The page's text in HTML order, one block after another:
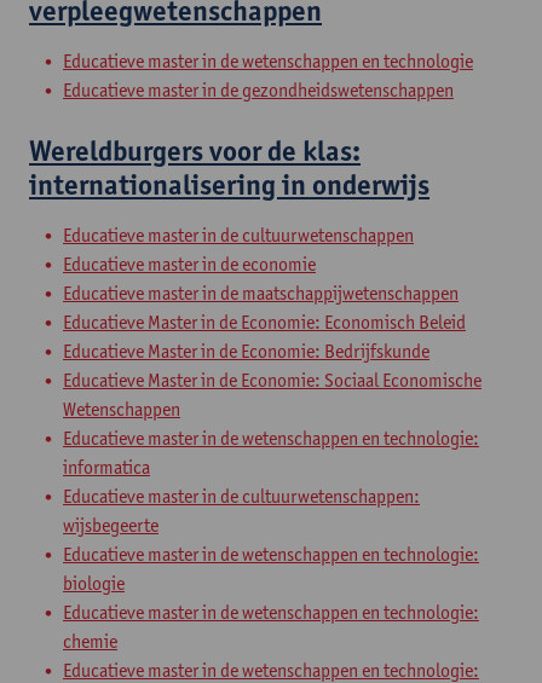
verpleegwetenschappen
Educatieve master in de wetenschappen en technologie
Educatieve master in de gezondheidswetenschappen
Wereldburgers voor de klas:
internationalisering in onderwijs
Educatieve master in de cultuurwetenschappen
Educatieve master in de economie
Educatieve master in de maatschappijwetenschappen
Educatieve Master in de Economie: Economisch Beleid
Educatieve Master in de Economie: Bedrijfskunde
Educatieve Master in de Economie: Sociaal Economische
Wetenschappen
Educatieve master in de wetenschappen en technologie:
informatica
Educatieve master in de cultuurwetenschappen:
wijsbegeerte
Educatieve master in de wetenschappen en technologie:
biologie
Educatieve master in de wetenschappen en technologie:
chemie
Educatieve master in de wetenschappen en technologie: